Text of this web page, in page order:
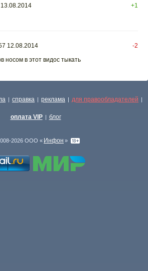
+1
12.08.2014
-2
носом в этот видос тыкать
| справка | реклама | для правообладателей |
оплата VIP | блог
2026 ООО « Инфон »